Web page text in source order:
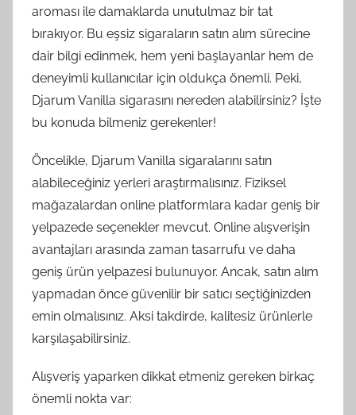
aroması ile damaklarda unutulmaz bir tat
bırakıyor. Bu eşsiz sigaraların satın alım sürecine
dair bilgi edinmek, hem yeni başlayanlar hem de
deneyimli kullanıcılar için oldukça önemli. Peki,
Djarum Vanilla sigarasını nereden alabilirsiniz? İşte
bu konuda bilmeniz gerekenler!
Öncelikle, Djarum Vanilla sigaralarını satın
alabileceğiniz yerleri araştırmalısınız. Fiziksel
mağazalardan online platformlara kadar geniş bir
yelpazede seçenekler mevcut. Online alışverişin
avantajları arasında zaman tasarrufu ve daha
geniş ürün yelpazesi bulunuyor. Ancak, satın alım
yapmadan önce güvenilir bir satıcı seçtiğinizden
emin olmalısınız. Aksi takdirde, kalitesiz ürünlerle
karşılaşabilirsiniz.
Alışveriş yaparken dikkat etmeniz gereken birkaç
önemli nokta var: